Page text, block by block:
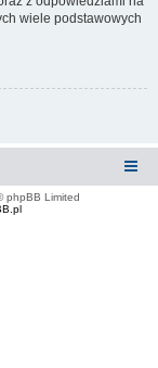
wiele podstawowych
phpBB Limited